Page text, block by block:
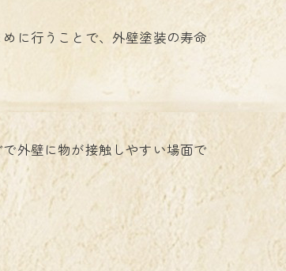
に行うことで、外壁塗装の寿命
外壁に物が接触しやすい場面で